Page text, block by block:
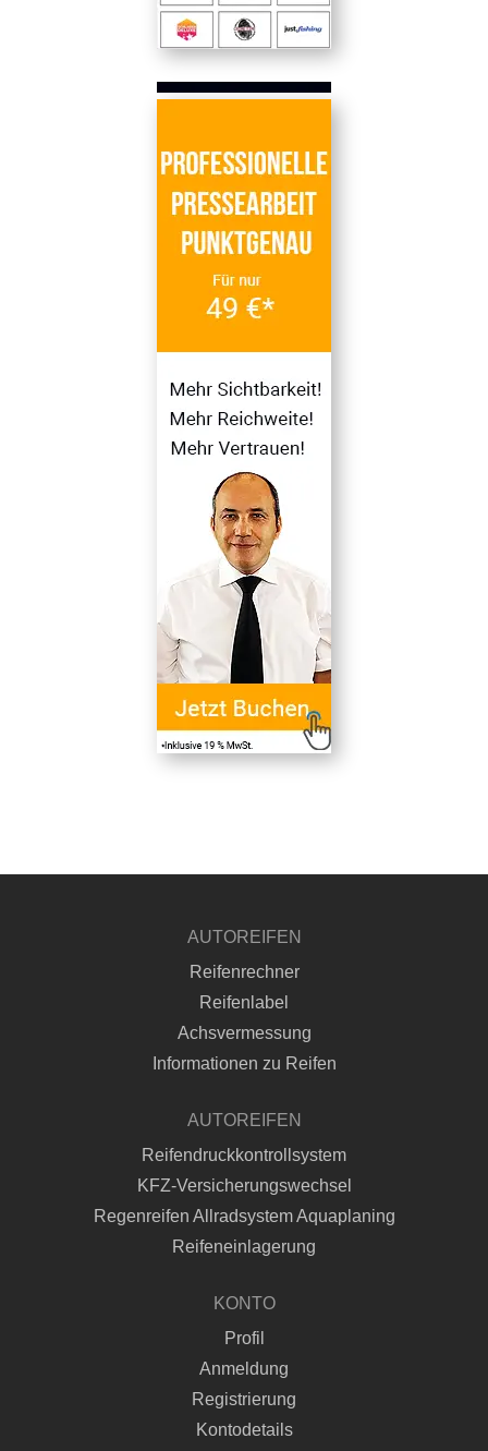
AUTOREIFEN
Reifenrechner
Reifenlabel
Achsvermessung
Informationen zu Reifen
AUTOREIFEN
Reifendruckkontrollsystem
KFZ-Versicherungswechsel
Regenreifen Allradsystem Aquaplaning
Reifeneinlagerung
KONTO
Profil
Anmeldung
Registrierung
Kontodetails